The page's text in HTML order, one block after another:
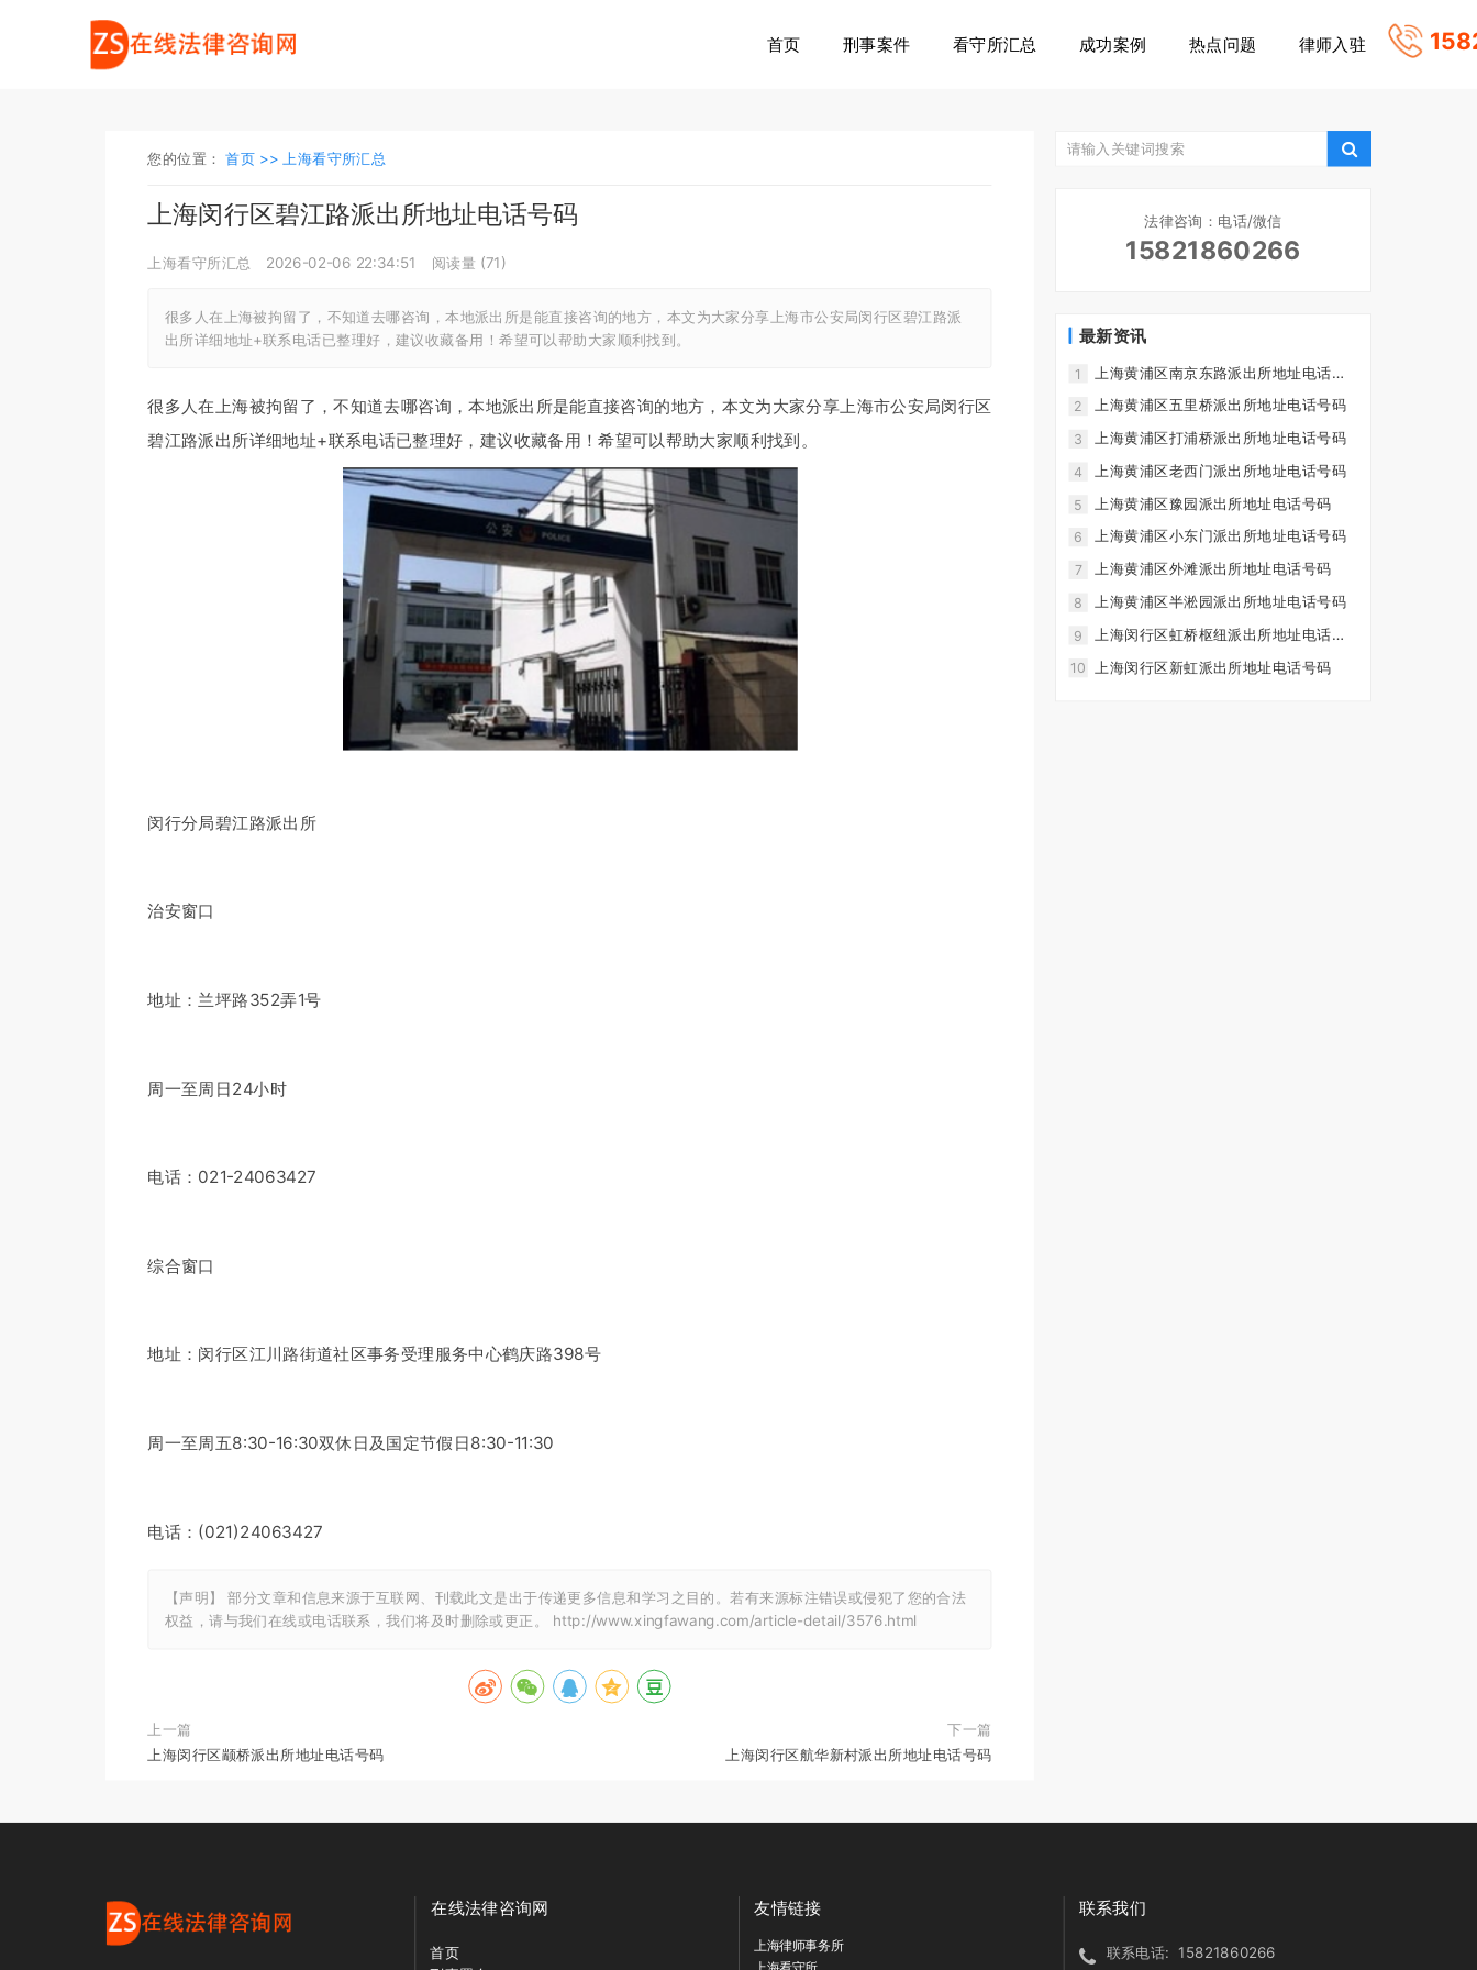
首页 刑事案件 看守所汇总 成功案例 热点问题 律师入驻
您的位置：首页 >> 上海看守所汇总
上海闵行区碧江路派出所地址电话号码
上海看守所汇总 2026-02-06 22:34:51 阅读量 (71)
很多人在上海被拘留了，不知道去哪咨询，本地派出所是能直接咨询的地方，本文为大家分享上海市公安局闵行区碧江路派
出所详细地址+联系电话已整理好，建议收藏备用！希望可以帮助大家顺利找到。
很多人在上海被拘留了，不知道去哪咨询，本地派出所是能直接咨询的地方，本文为大家分享上海市公安局闵行区
碧江路派出所详细地址+联系电话已整理好，建议收藏备用！希望可以帮助大家顺利找到。
闵行分局碧江路派出所
治安窗口
地址：兰坪路352弄1号
周一至周日24小时
电话：021-24063427
综合窗口
地址：闵行区江川路街道社区事务受理服务中心鹤庆路398号
周一至周五8:30-16:30双休日及国定节假日8:30-11:30
电话：(021)24063427
【声明】 部分文章和信息来源于互联网、刊载此文是出于传递更多信息和学习之目的。若有来源标注错误或侵犯了您的合法
权益，请与我们在线或电话联系，我们将及时删除或更正。 http://www.xingfawang.com/article-detail/3576.html
上一篇
上海闵行区颛桥派出所地址电话号码
下一篇
上海闵行区航华新村派出所地址电话号码
法律咨询：电话/微信
15821860266
最新资讯
1
上海黄浦区南京东路派出所地址电话号
码
2 上海黄浦区五里桥派出所地址电话号码
3 上海黄浦区打浦桥派出所地址电话号码
4 上海黄浦区老西门派出所地址电话号码
5 上海黄浦区豫园派出所地址电话号码
6 上海黄浦区小东门派出所地址电话号码
7 上海黄浦区外滩派出所地址电话号码
8 上海黄浦区半淞园派出所地址电话号码
9
上海闵行区虹桥枢纽派出所地址电话号
10 上海闵行区新虹派出所地址电话号码
在线法律咨询网
首页
友情链接
上海律师事务所
联系我们
联系电话: 15821860266